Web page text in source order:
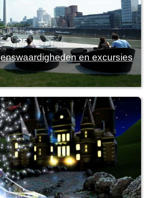
en excursies